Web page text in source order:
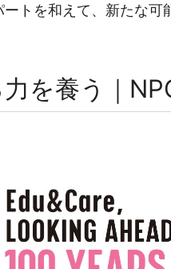
トを和えて、新たな
を養う｜